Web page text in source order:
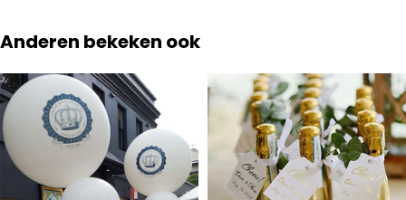
Anderen bekeken ook